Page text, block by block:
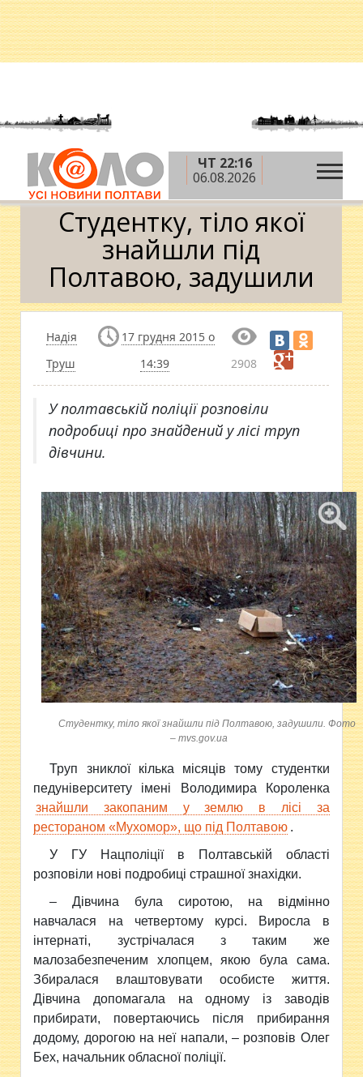
ЧТ 22:16
06.08.2026
Головна » Новини » Кримінал »
тіло якої знайшли під Полтавою, задушили
Студентку, тіло якої
знайшли під
Полтавою, задушили
Надія
Труш
17 грудня 2015 о
14:39
2908
У полтавській поліції розповіли
подробиці про знайдений у лісі труп
дівчини.
Студентку, тіло якої знайшли під Полтавою, задушили. Фото
– mvs.gov.ua
Труп зниклої кілька місяців тому студентки
педуніверситету імені Володимира Короленка
знайшли закопаним у землю в лісі за
рестораном «Мухомор», що під Полтавою .
У ГУ Нацполіції в Полтавській області
розповіли нові подробиці страшної знахідки.
– Дівчина була сиротою, на відмінно
навчалася на четвертому курсі. Виросла в
інтернаті, зустрічалася з таким же
малозабезпеченим хлопцем, якою була сама.
Збиралася влаштовувати особисте життя.
Дівчина допомагала на одному із заводів
прибирати, повертаючись після прибирання
додому, дорогою на неї напали, – розповів Олег
Бех, начальник обласної поліції.